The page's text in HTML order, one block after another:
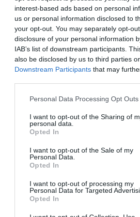
interest-based ads based on personal
us or personal information disclosed to
your opt-out. You may separately opt-
disclosure of your personal information
IAB’s list of downstream participants.
also be disclosed by us to third parties
Downstream Participants that may
Please note that this website/app uses
not limited to your visit or usage
grant or deny consent to Google and its
use your data for below specified
consent section.
Personal Data Processing Opt Outs
I want to opt-out of the Sharing of
personal data.
Opted In
I want to opt-out of the Sale of my
Personal Data.
Opted In
I want to opt-out of processing my
Personal Data for Targeted
Opted In
aztán nem meglepő, hogy
építmény megjelent az ekkor
Salassorumnak nevezett
fürdők és színházak egy része
A legjelentősebb római kori
amfiteátrum, a praetori kapu, a
Augustus diadalíve.
A középkorban a Savoyai-család
fontos regionális központtá fejlődő
Nemcsak Aosta gazdasága, de
számos középületet, templomot
Ezek közül a Szent Orso kolostor